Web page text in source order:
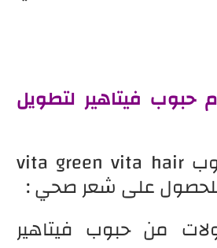
حبوب فيتاهير لتطويل
اليك جرعات حبوب vita green vita hair
للحصول على شعر صحي :
كبسولات من حبوب فيتاهير